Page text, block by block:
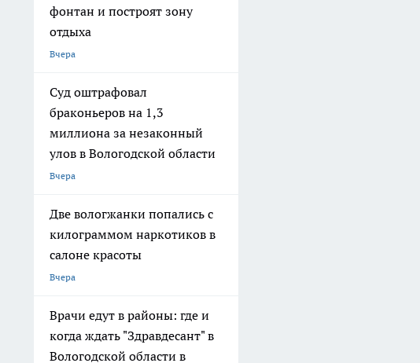
фонтан и построят зону
отдыха
Вчера
Суд оштрафовал
браконьеров на 1,3
миллиона за незаконный
улов в Вологодской области
Вчера
Две вологжанки попались с
килограммом наркотиков в
салоне красоты
Вчера
Врачи едут в районы: где и
когда ждать "Здравдесант" в
Вологодской области в